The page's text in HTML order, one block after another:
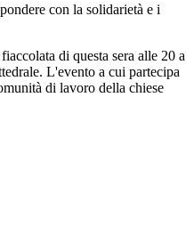
con la solidarietà e i
di questa sera alle 20 a
L'evento a cui partecipa
di lavoro della chiese